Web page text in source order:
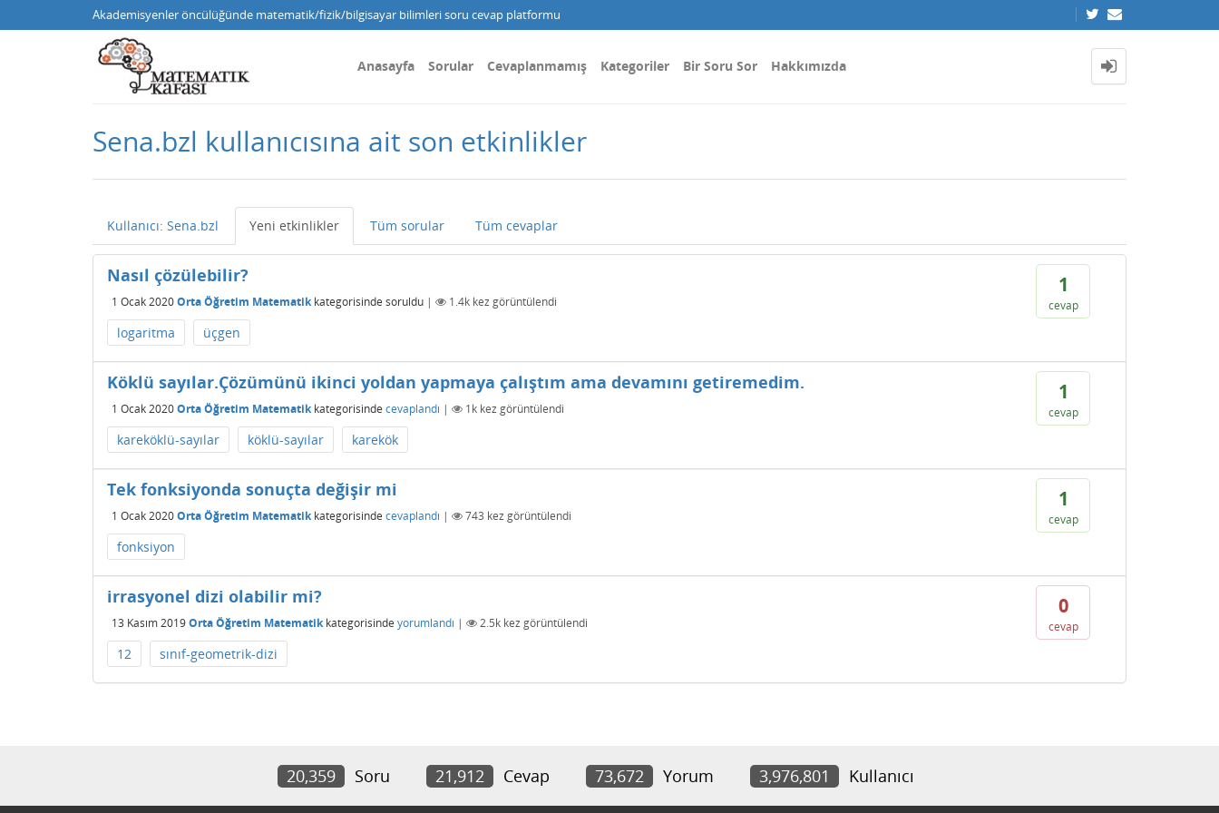
Akademisyenler öncülüğünde matematik/fizik/bilgisayar bilimleri soru cevap platformu
Anasayfa Sorular Cevaplanmamış Kategoriler Bir Soru Sor Hakkımızda
Sena.bzl kullanıcısına ait son etkinlikler
Kullanıcı: Sena.bzl Yeni etkinlikler Tüm sorular Tüm cevaplar
1
cevap
Nasıl çözülebilir?
1 Ocak 2020Orta Öğretim Matematikkategorisinde soruldu | 1.4k kez görüntülendi
logaritma üçgen
1
cevap
Köklü sayılar.Çözümünü ikinci yoldan yapmaya çalıştım ama devamını getiremedim.
1 Ocak 2020Orta Öğretim Matematikkategorisinde cevaplandı | 1k kez görüntülendi
kareköklü-sayılar köklü-sayılar karekök
1
cevap
Tek fonksiyonda sonuçta değişir mi
1 Ocak 2020Orta Öğretim Matematikkategorisinde cevaplandı | 743 kez görüntülendi
fonksiyon
0
cevap
irrasyonel dizi olabilir mi?
13 Kasım 2019Orta Öğretim Matematikkategorisinde yorumlandı | 2.5k kez görüntülendi
12 sınıf-geometrik-dizi
20,359 Soru 21,912 Cevap 73,672 Yorum 3,976,801 Kullanıcı